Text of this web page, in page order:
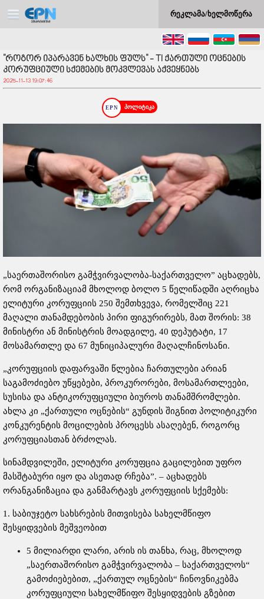
რეკლამა/ხელმოწერა
"როგორ იპარავენ ხალხის ფულს" - TI ქართული ოცნების
კორუფციული სქემების მოკვლევას აქვეყნებს
2025-11-13 19:07:46
პოლიტიკა
„საერთაშორისო გამჭვირვალობა-საქართველო” აცხადებს,
რომ ორგანიზაციამ მხოლოდ ბოლო 5 წელიწადში აღრიცხა
ელიტური კორუფციის 250 შემთხვევა, რომელშიც 221
მაღალი თანამდებობის პირი ფიგურირებს, მათ შორის: 38
მინისტრი ან მინისტრის მოადგილე, 40 დეპუტატი, 17
მოსამართლე და 67 მუნიციპალური მაღალჩინოსანი.
„კორუფციის დაფარვაში წლებია ჩართულები არიან
საგამოძიებო უწყებები, პროკურორები, მოსამართლეები,
სუსისა და ანტიკორუფციული ბიუროს თანამშრომლები.
ახლა კი „ქართული ოცნების“ გუნდის შიგნით პოლიტიკური
კონკურენტის მოცილების პროცესს ასაღებენ, როგორც
კორუფციასთან ბრძოლას.
სინამდვილეში, ელიტური კორუფცია გაცილებით უფრო
მასშტაბური იყო და ასეთად რჩება”. – აცხადებს
ორანგანიზაცია და განმარტავს კორუფციის სქემებს:
1. საბიუჯეტო სახსრების მითვისება სახელმწიფო
შესყიდვების მეშვეობით
5 მილიარდი ლარი, არის ის თანხა, რაც, მხოლოდ
„საერთაშორისო გამჭვირვალობა – საქართველოს“
გამოძიებებით, „ქართულ ოცნების“ ჩინოვნიკებმა
კორუფციული სახელმწიფო შესყიდვების გზებით